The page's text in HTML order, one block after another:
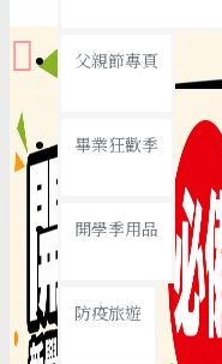
19元專區
39元專區
父親節專頁
畢業狂歡季
開學季用品
防疫旅遊